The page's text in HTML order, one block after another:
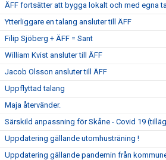
ÄFF fortsätter att bygga lokalt och med egna
Ytterliggare en talang ansluter till ÄFF
Filip Sjöberg + ÄFF = Sant
William Kvist ansluter till ÄFF
Jacob Olsson ansluter till ÄFF
Uppflyttad talang
Maja återvänder.
Särskild anpassning för Skåne - Covid 19
Uppdatering gällande utomhusträning !
Uppdatering gällande pandemin från